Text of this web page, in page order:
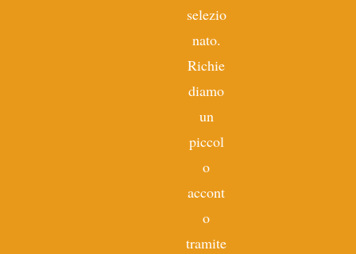
selezio
nato.
Richie
diamo
un
piccol
o
accont
o
tramite